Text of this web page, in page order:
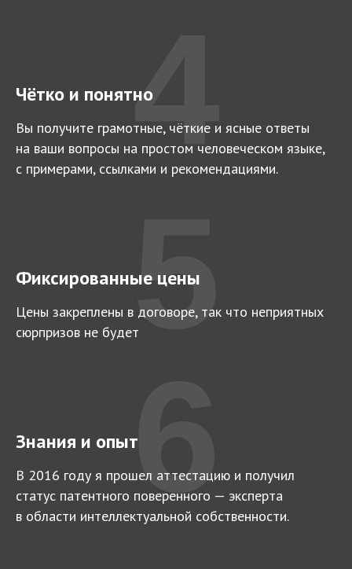
Чётко и понятно
Вы получите грамотные, чёткие и ясные ответы
на ваши вопросы на простом человеческом языке,
с примерами, ссылками и рекомендациями.
4
Фиксированные цены
Цены закреплены в договоре, так что неприятных
сюрпризов не будет5
Знания и опыт
В 2016 году я прошел аттестацию и получил
статус патентного поверенного — эксперта
в области интеллектуальной собственности.
6